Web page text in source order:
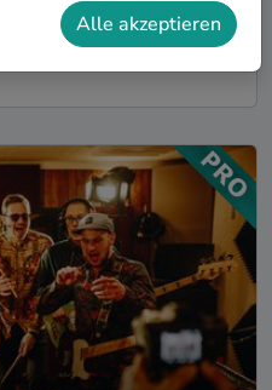
So funktioniert's!
Alle akzeptieren